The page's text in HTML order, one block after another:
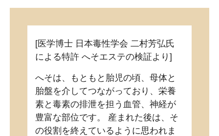
[医学博士 日本毒性学会 二村芳弘氏
による特許 へそエステの検証より]
へそは、もともと胎児の頃、母体と
胎盤を介してつながっており、栄養
素と毒素の排泄を担う血管、神経が
豊富な部位です。 産まれた後は、そ
の役割を終えているように思われま